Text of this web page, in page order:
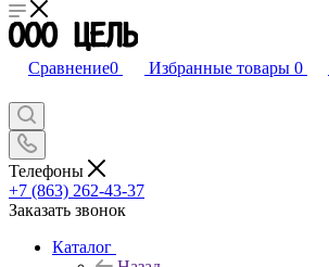
Сравнение0 Избранные товары 0
Телефоны
+7 (863) 262-43-37
Заказать звонок
Каталог